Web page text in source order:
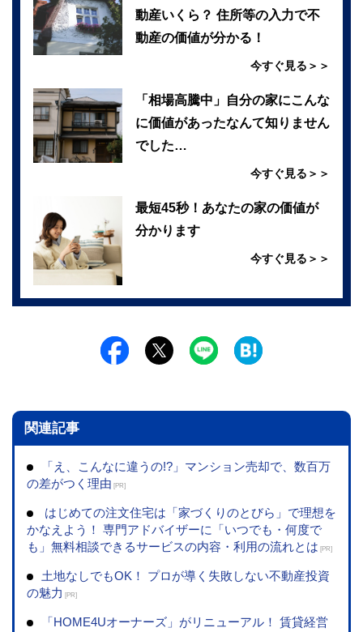
動産いくら？ 住所等の入力で不
動産の価値が分かる！
今すぐ見る＞＞
「相場高騰中」自分の家にこんな
に価値があったなんて知りません
でした…
今すぐ見る＞＞
最短45秒！あなたの家の価値が
分かります
今すぐ見る＞＞
関連記事
「え、こんなに違うの!?」マンション売却で、数百万
の差がつく理由
[PR]
はじめての注文住宅は「家づくりのとびら」で理想を
かなえよう！ 専門アドバイザーに「いつでも・何度で
も」無料相談できるサービスの内容・利用の流れとは
[PR]
土地なしでもOK！ プロが導く失敗しない不動産投資
の魅力
[PR]
「HOME4Uオーナーズ」がリニューアル！ 賃貸経営